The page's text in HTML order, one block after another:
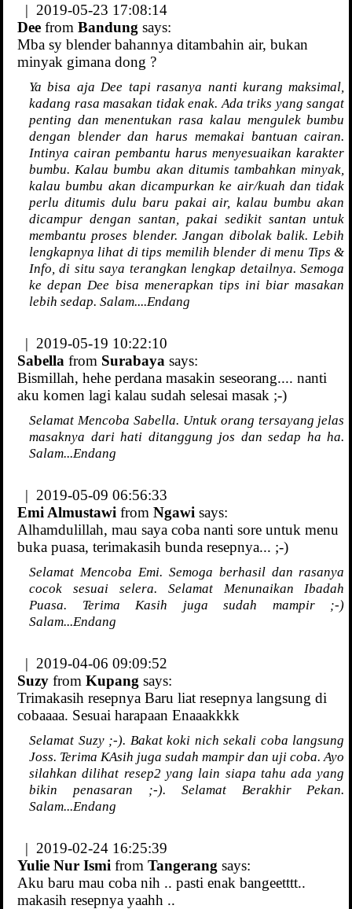
| 2019-05-23 17:08:14
Dee from Bandung says:
Mba sy blender bahannya ditambahin air, bukan
minyak gimana dong ?
Ya bisa aja Dee tapi rasanya nanti kurang maksimal,
kadang rasa masakan tidak enak. Ada triks yang sangat
penting dan menentukan rasa kalau mengulek bumbu
dengan blender dan harus memakai bantuan cairan.
Intinya cairan pembantu harus menyesuaikan karakter
bumbu. Kalau bumbu akan ditumis tambahkan minyak,
kalau bumbu akan dicampurkan ke air/kuah dan tidak
perlu ditumis dulu baru pakai air, kalau bumbu akan
dicampur dengan santan, pakai sedikit santan untuk
membantu proses blender. Jangan dibolak balik. Lebih
lengkapnya lihat di tips memilih blender di menu Tips &
Info, di situ saya terangkan lengkap detailnya. Semoga
ke depan Dee bisa menerapkan tips ini biar masakan
lebih sedap. Salam....Endang
| 2019-05-19 10:22:10
Sabella from Surabaya says:
Bismillah, hehe perdana masakin seseorang.... nanti
aku komen lagi kalau sudah selesai masak ;-)
Selamat Mencoba Sabella. Untuk orang tersayang jelas
masaknya dari hati ditanggung jos dan sedap ha ha.
Salam...Endang
| 2019-05-09 06:56:33
Emi Almustawi from Ngawi says:
Alhamdulillah, mau saya coba nanti sore untuk menu
buka puasa, terimakasih bunda resepnya... ;-)
Selamat Mencoba Emi. Semoga berhasil dan rasanya
cocok sesuai selera. Selamat Menunaikan Ibadah
Puasa. Terima Kasih juga sudah mampir ;-)
Salam...Endang
| 2019-04-06 09:09:52
Suzy from Kupang says:
Trimakasih resepnya Baru liat resepnya langsung di
cobaaaa. Sesuai harapaan Enaaakkkk
Selamat Suzy ;-). Bakat koki nich sekali coba langsung
Joss. Terima KAsih juga sudah mampir dan uji coba. Ayo
silahkan dilihat resep2 yang lain siapa tahu ada yang
bikin penasaran ;-). Selamat Berakhir Pekan.
Salam...Endang
| 2019-02-24 16:25:39
Yulie Nur Ismi from Tangerang says:
Aku baru mau coba nih .. pasti enak bangeetttt..
makasih resepnya yaahh ..